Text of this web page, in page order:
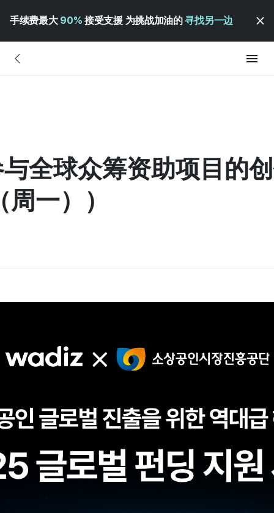
手续费最大 90% 接受支援 为挑战加油的寻找另一边
全球众筹资助项目的
一））